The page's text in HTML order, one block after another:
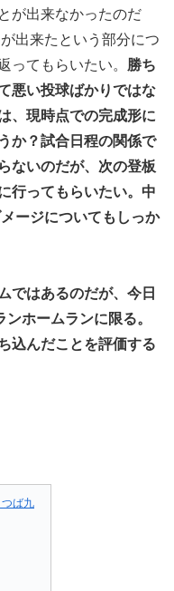
が出来なかったのだ
出来たという部分につ
ってもらいたい。 勝ち
悪い投球ばかりではな
、現時点での完成形に
か？試合日程の関係で
ないのだが、次の登板
行ってもらいたい。中
ージについてもしっか
ではあるのだが、今日
ホームランに限る。
込んだことを評価する
ば九